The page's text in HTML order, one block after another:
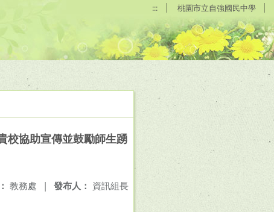
::: 桃園市立自強國民中學
校協助宣傳並鼓勵師生踴
發布人： 資訊組長
教務處 |